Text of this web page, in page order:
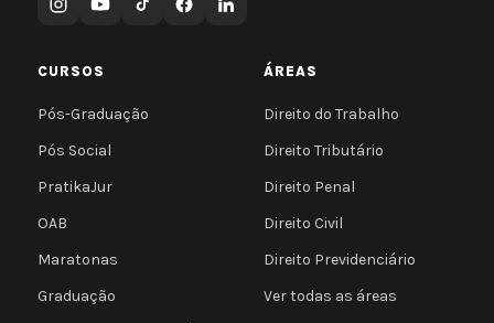
CURSOS
Pós-Graduação
Pós Social
PratikaJur
OAB
Maratonas
Graduação
ÁREAS
Direito do Trabalho
Direito Tributário
Direito Penal
Direito Civil
Direito Previdenciário
Ver todas as áreas